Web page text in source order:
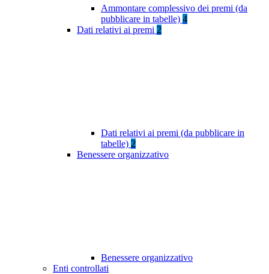
Ammontare complessivo dei premi (da
pubblicare in tabelle) 4
Dati relativi ai premi 2
Dati relativi ai premi (da pubblicare in
tabelle) 2
Benessere organizzativo
Benessere organizzativo
Enti controllati